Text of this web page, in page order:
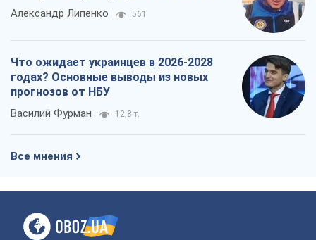
Александр Липенко 561
Что ожидает украинцев в 2026-2028
годах? Основные выводы из новых
прогнозов от НБУ
Василий Фурман 12,8 т.
Все мнения